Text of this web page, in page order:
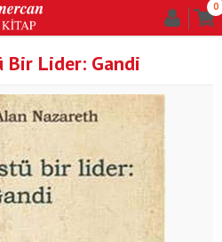
0
Bir Lider: Gandi